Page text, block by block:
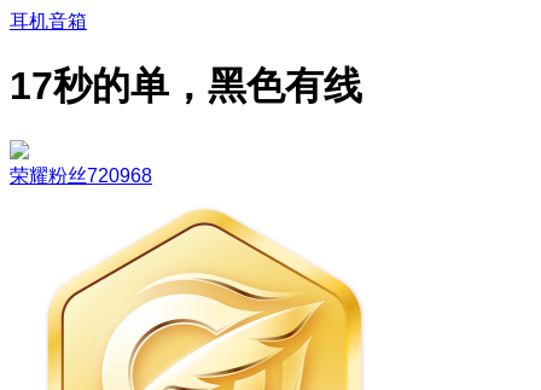
耳机音箱
17秒的单，黑色有线
荣耀粉丝720968